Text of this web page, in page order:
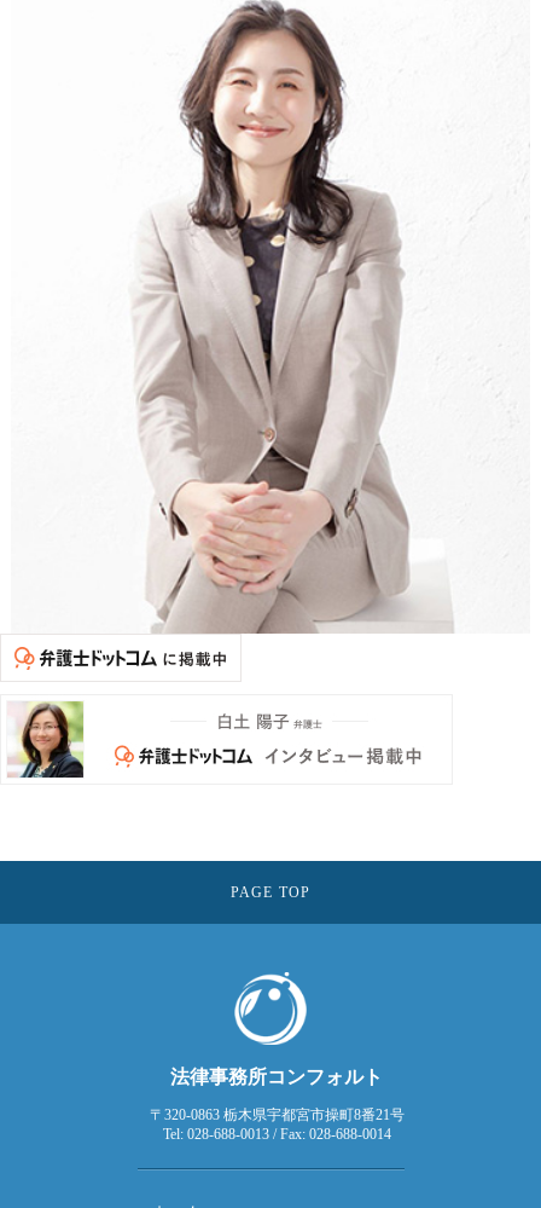
PAGE TOP
法律事務所コンフォルト
〒320-0863 栃木県宇都宮市操町8番21号
Tel: 028-688-0013 / Fax: 028-688-0014